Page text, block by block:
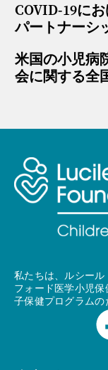
COVID-19に
パートナーシ
米国の小児病
会に関する全
私たちは、ルシー
フォード医学小児
子保健プログラムの